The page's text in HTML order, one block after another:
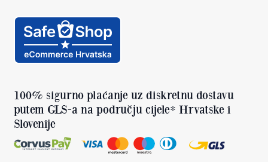
100% sigurno plaćanje uz diskretnu dostavu
putem GLS-a na području cijele* Hrvatske i
Slovenije